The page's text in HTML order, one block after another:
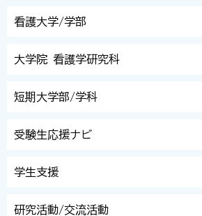
看護大学/学部
大学院 看護学研究科
短期大学部/学科
受験生応援ナビ
学生支援
研究活動/交流活動